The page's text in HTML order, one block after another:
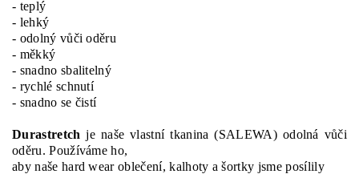
- teplý
- lehký
- odolný vůči oděru
- měkký
- snadno sbalitelný
- rychlé schnutí
- snadno se čistí
Durastretch je naše vlastní tkanina (SALEWA) odolná vůči
oděru. Používáme ho,
aby naše hard wear oblečení, kalhoty a šortky jsme posílily